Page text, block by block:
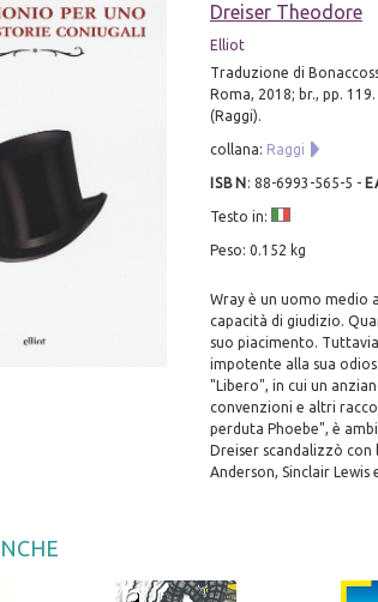
Dreiser Theodore
Elliot
Traduzione di
Roma, 2018; br., pp. 119.
(Raggi).
collana: Raggi
ISBN : 88-6993-565-5 -
Testo in:
Peso: 0.152 kg
Wray è un uomo medio
capacità di giudizio.
suo piacimento.
impotente alla sua
"Libero", in cui un
convenzioni e altri
perduta Phoebe", è
Dreiser scandalizzò
Anderson, Sinclair Lewis